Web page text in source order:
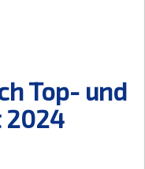
Top- und
2024